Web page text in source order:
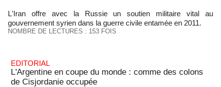
L'Iran offre avec la Russie un soutien militaire vital au
gouvernement syrien dans la guerre civile entamée en 2011.
NOMBRE DE LECTURES : 153 FOIS
EDITORIAL
L'Argentine en coupe du monde : comme des colons
de Cisjordanie occupée